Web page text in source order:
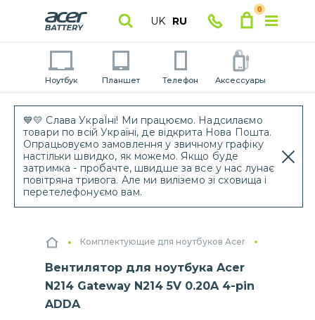
💙💛 Слава УкраЇні! Ми працюємо. Надсилаємо
товари по всій Україні, де відкрита Нова Пошта.
Опрацьовуємо замовлення у звичному графіку
настільки швидко, як можемо. Якщо буде
затримка - пробачте, швидше за все у нас лунає
повітряна тривога. Але ми виліземо зі сховища і
перетелефонуємо вам.
UK RU
0
Ноутбук Планшет Телефон Аксессуары
Комплектующие для ноутбуков Acer
Вентилятор для ноутбука Acer
N214 Gateway N214 5V 0.20A 4-pin
ADDA